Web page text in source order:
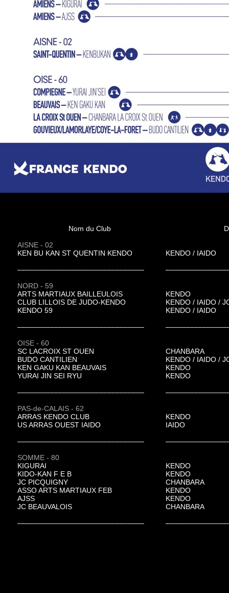
Nom du Club
AISNE - 02
KEN BU KAN ST QUENTIN KENDO
–––––––––––––––––––––––––––––––
NORD - 59
ARTS MARTIAUX BAILLEULOIS
CLUB LILLOIS DE JUDO-KENDO
KENDO 59
–––––––––––––––––––––––––––––––
OISE - 60
SC LACROIX ST OUEN
BUDO CANTILIEN
KEN GAKU KAN BEAUVAIS
YURAI JIN SEI RYU
–––––––––––––––––––––––––––––––
PAS-de-CALAIS - 62
ARRAS KENDO CLUB
US ARRAS OUEST IAIDO
–––––––––––––––––––––––––––––––
SOMME - 80
KIGURAI
KIDO-KAN F E B
JC PICQUIGNY
ASSO ARTS MARTIAUX FEB
AJSS
JC BEAUVALOIS
–––––––––––––––––––––––––––––––
KENDO / IAIDO
KENDO
KENDO / IAIDO /
KENDO / IAIDO
CHANBARA
KENDO / IAIDO /
KENDO
KENDO
KENDO
IAIDO
KENDO
KENDO
CHANBARA
KENDO
KENDO
CHANBARA